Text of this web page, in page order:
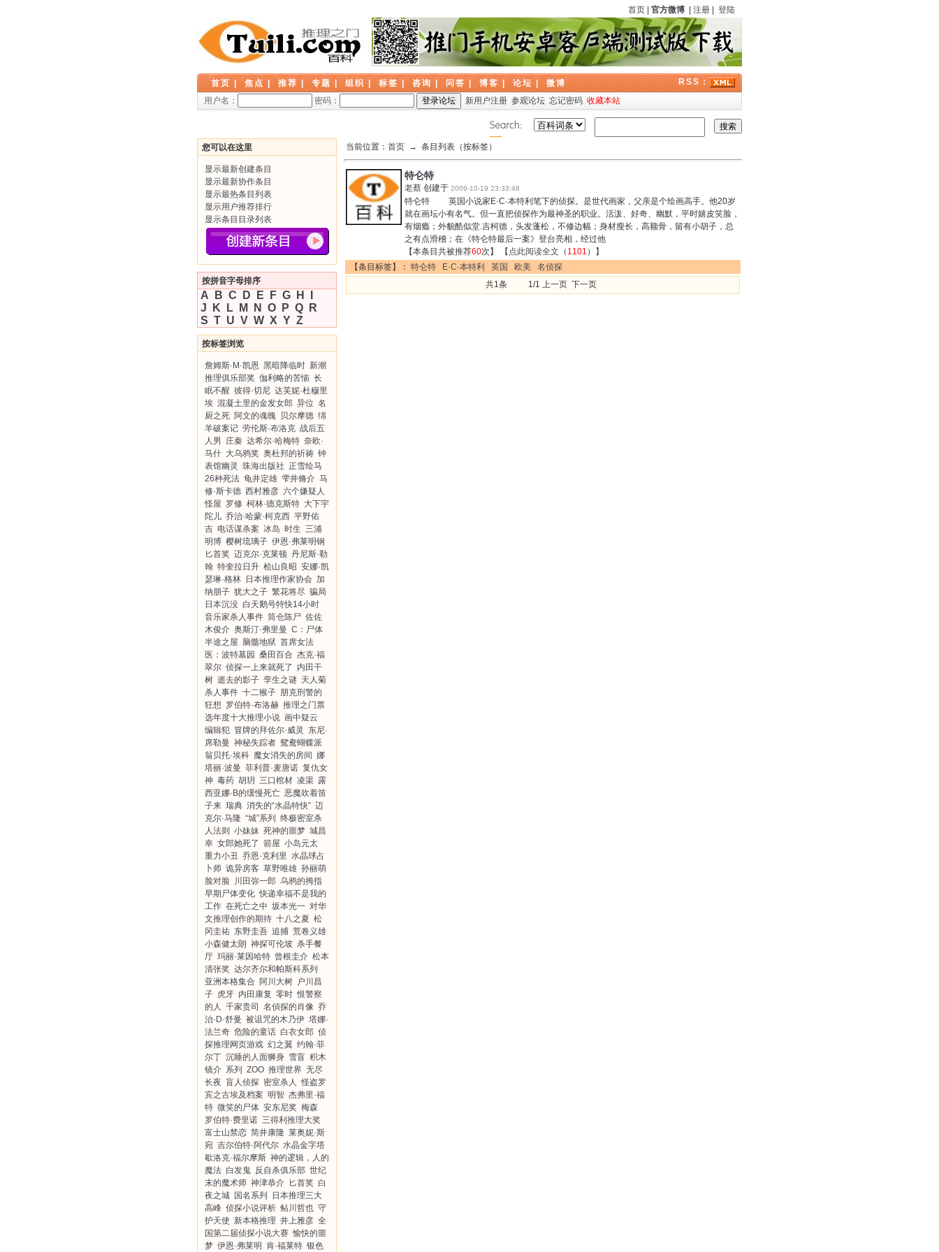
首页 官方微博 注册 登陆
首页 焦点 推荐 专题 组织 标签 咨询 问答 博客 论坛 微博
RSS：
用户名：
密码： 新用户注册 参观论坛 忘记密码 收藏本站
您可以在这里
显示最新创建条目
显示最新协作条目
显示最热条目列表
显示用户推荐排行
显示条目目录列表
按拼音字母排序
A B C D E F G H
J
K L M N O P Q
R
S T U V W X Y Z
按标签浏览
詹姆斯·M·凯恩 黑暗降临时 新潮
推理俱乐部奖 伽利略的苦恼 长
眠不醒 彼得·切尼 达芙妮·杜穆里
埃 混凝土里的金发女郎 异位 名
厨之死 阿文的魂魄 贝尔摩德 绵
羊破案记 劳伦斯·布洛克 战后五
人男 庄秦 达希尔·哈梅特 奈欧·
马什 大乌鸦奖 奥杜邦的祈祷 钟
表馆幽灵 珠海出版社 正雪绘马
26种死法 龟井定雄 雫井脩介 马
修·斯卡德 西村雅彦 六个嫌疑人
怪屋 罗修 柯林·德克斯特 大下宇
陀儿 乔治·哈蒙·柯克西 平野佑
吉 电话谋杀案 冰岛 时生 三浦
明博 樱树琉璃子 伊恩·弗莱明钢
匕首奖 迈克尔·克莱顿 丹尼斯·勒
翰 特奎拉日升 桧山良昭 安娜·凯
瑟琳·格林 日本推理作家协会 加
纳朋子 犹大之子 繁花将尽 骗局
日本沉没 白天鹅号特快14小时
音乐家杀人事件 筒仓陈尸 佐佐
木俊介 奥斯汀·弗里曼 C：尸体
半途之屋 脑髓地狱 首席女法
医：波特墓园 桑田百合 杰克·福
翠尔 侦探一上来就死了
内田干
树 逝去的影子 孪生之谜 天人菊
杀人事件 十二猴子 朋克刑警的
狂想 罗伯特·布洛赫 推理之门票
选年度十大推理小说 画中疑云
编辑犯 冒牌的拜佐尔·威灵
东尼·
席勒曼 神秘失踪者 鸳鸯蝴蝶派
翁贝托·埃科 魔女消失的房间 娜
塔丽·波曼 菲利普·麦唐诺 复仇女
神 毒药 胡玥 三口棺材 凌渠 露
西亚娜·B的缓慢死亡 恶魔吹着笛
子来 瑞典 消失的“水晶特快” 迈
克尔·马隆 “城”系列
终极密室杀
人法则
小妹妹 死神的噩梦 城昌
幸 女郎她死了 箭屋 小岛元太
重力小丑 乔恩·克利里 水晶球占
卜师 诡异房客 草野唯雄 孙丽萌
脸对脸 川田弥一郎 乌鸦的拇指
早期尸体变化 快递幸福不是我的
工作 在死亡之中 坂本光一 对华
文推理创作的期待 十八之夏 松
冈圭祐 东野圭吾 追捕 荒卷义雄
小森健太朗 神探可伦坡 杀手餐
厅 玛丽·莱因哈特 曾根圭介 松本
清张奖 达尔齐尔和帕斯科系列
亚洲本格集合 阿川大树 户川昌
子 虎牙 内田康复 零时 恨警察
的人 千家贵司 名偵探的肖像 乔
治·D·舒曼 被诅咒的木乃伊 塔娜·
法兰奇 危险的童话 白衣女郎 侦
探推理网页游戏 幻之翼 约翰·菲
尔丁 沉睡的人面狮身 雪盲 积木
镜介 系列 ZOO 推理世界 无尽
长夜 盲人侦探 密室杀人 怪盗罗
宾之古埃及档案 明智 杰弗里·福
特 微笑的尸体 安东尼奖 梅森
罗伯特·费里诺 三得利推理大奖
富士山禁恋 简井康隆 莱奥妮·斯
宛 吉尔伯特·阿代尔 水晶金字塔
歇洛克·福尔摩斯 神的逻辑，人的
魔法 白发鬼 反自杀俱乐部 世纪
末的魔术师 神津恭介 匕首奖 白
夜之城 国名系列
日本推理三大
高峰 侦探小说评析 鲇川哲也 守
护天使 新本格推理 井上雅彦 全
国第二届侦探小说大赛 愉快的噩
梦 伊恩·弗莱明 肯·福莱特 银色
当前位置： 首页 → 条目列表（按标签）
特仑特
老蔡 创建于 2009-10-19 23:33:48
特仑特 英国小说家E·C·本特利笔下的侦探。是世代画家，父亲是个绘画高手。他20岁
就在画坛小有名气。但一直把侦探作为最神圣的职业。活泼、好奇、幽默，平时嬉皮笑脸，
有烟瘾；外貌酷似堂.吉柯德，头发蓬松，不修边幅；身材瘦长，高额骨，留有小胡子，总
之有点滑稽；在《特仑特最后一案》登台亮相，经过他
【本条目共被推荐60次】 【 点此阅读全文 （ 1101 ）】
【条目标签】： 特仑特 E·C·本特利 英国 欧美
名侦探
共1条 1/1 上一页 下一页